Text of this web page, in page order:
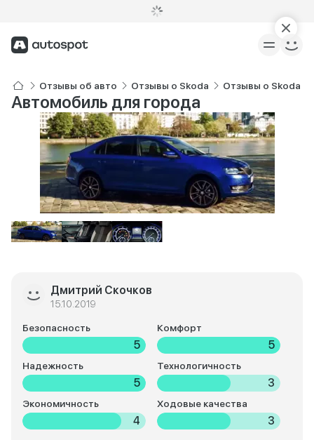
Отзывы об авто Отзывы о Skoda Отзывы о Skoda
Автомобиль для города
Дмитрий Скочков
15.10.2019
Безопасность
5
Комфорт
5
Надежность
5
Технологичность
3
Экономичность
4
Ходовые качества
3